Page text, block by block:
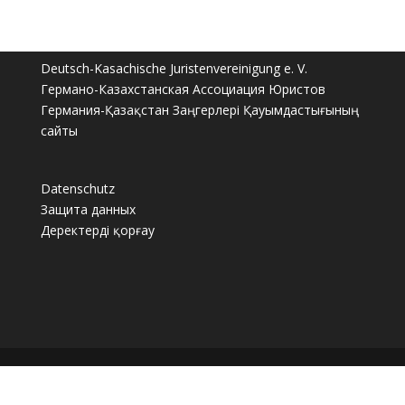
Deutsch-Kasachische Juristenvereinigung e. V.
Германо-Казахстанская Ассоциация Юристов
Германия-Қазақстан Заңгерлері Қауымдастығының
сайты
Datenschutz
Защита данных
Деректерді қорғау